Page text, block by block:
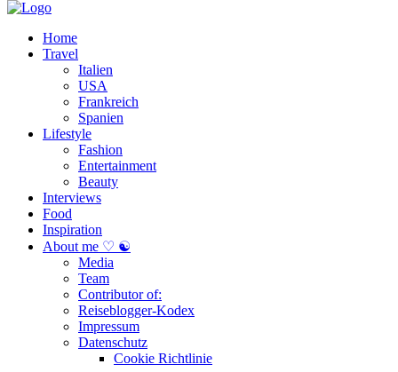
Home
Travel
Italien
USA
Frankreich
Spanien
Lifestyle
Fashion
Entertainment
Beauty
Interviews
Food
Inspiration
About me ♡ ☯
Media
Team
Contributor of:
Reiseblogger-Kodex
Impressum
Datenschutz
Cookie Richtlinie